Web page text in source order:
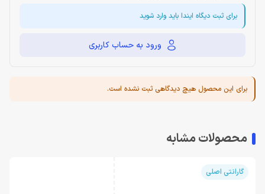
برای ثبت دیگاه ایندا باید وارد شوید
ورود به حساب کاربری
برای این محصول هیچ دیدگاهی ثبت نشده است.
محصولات مشابه
گارانتی اصلی